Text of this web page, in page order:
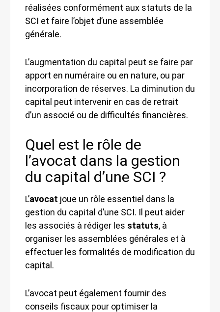
réalisées conformément aux statuts de la
SCI et faire l’objet d’une assemblée
générale.
L’augmentation du capital peut se faire par
apport en numéraire ou en nature, ou par
incorporation de réserves. La diminution du
capital peut intervenir en cas de retrait
d’un associé ou de difficultés financières.
Quel est le rôle de
l’avocat dans la gestion
du capital d’une SCI ?
L’avocat joue un rôle essentiel dans la
gestion du capital d’une SCI. Il peut aider
les associés à rédiger les statuts, à
organiser les assemblées générales et à
effectuer les formalités de modification du
capital.
L’avocat peut également fournir des
conseils fiscaux pour optimiser la